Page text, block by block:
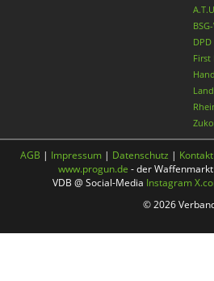
DPD
First
AGB | Impressum | Datenschutz | Kontakt
www.progun.de - der
VDB @ Social-Media Instagram
© 2026